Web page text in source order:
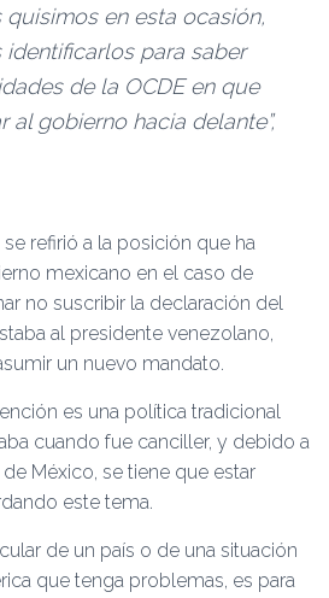
en esta ocasión,
identificarlos para saber
de la OCDE en que
al gobierno hacia delante”,
refirió a la posición que ha
mexicano en el caso de
no suscribir la declaración del
al presidente venezolano,
un nuevo mandato.
es una política tradicional
cuando fue canciller, y debido a
México, se tiene que estar
este tema.
de un país o de una situación
que tenga problemas, es para